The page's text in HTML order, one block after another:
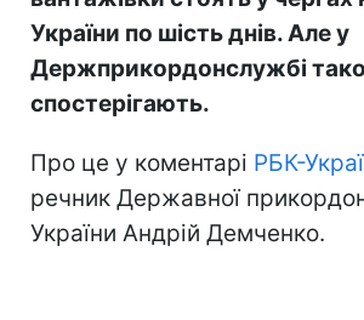
України по шість днів. Але у
Держприкордонслужбі
спостерігають.
Про це у коментарі РБК-
речник Державної
України Андрій Демченко.